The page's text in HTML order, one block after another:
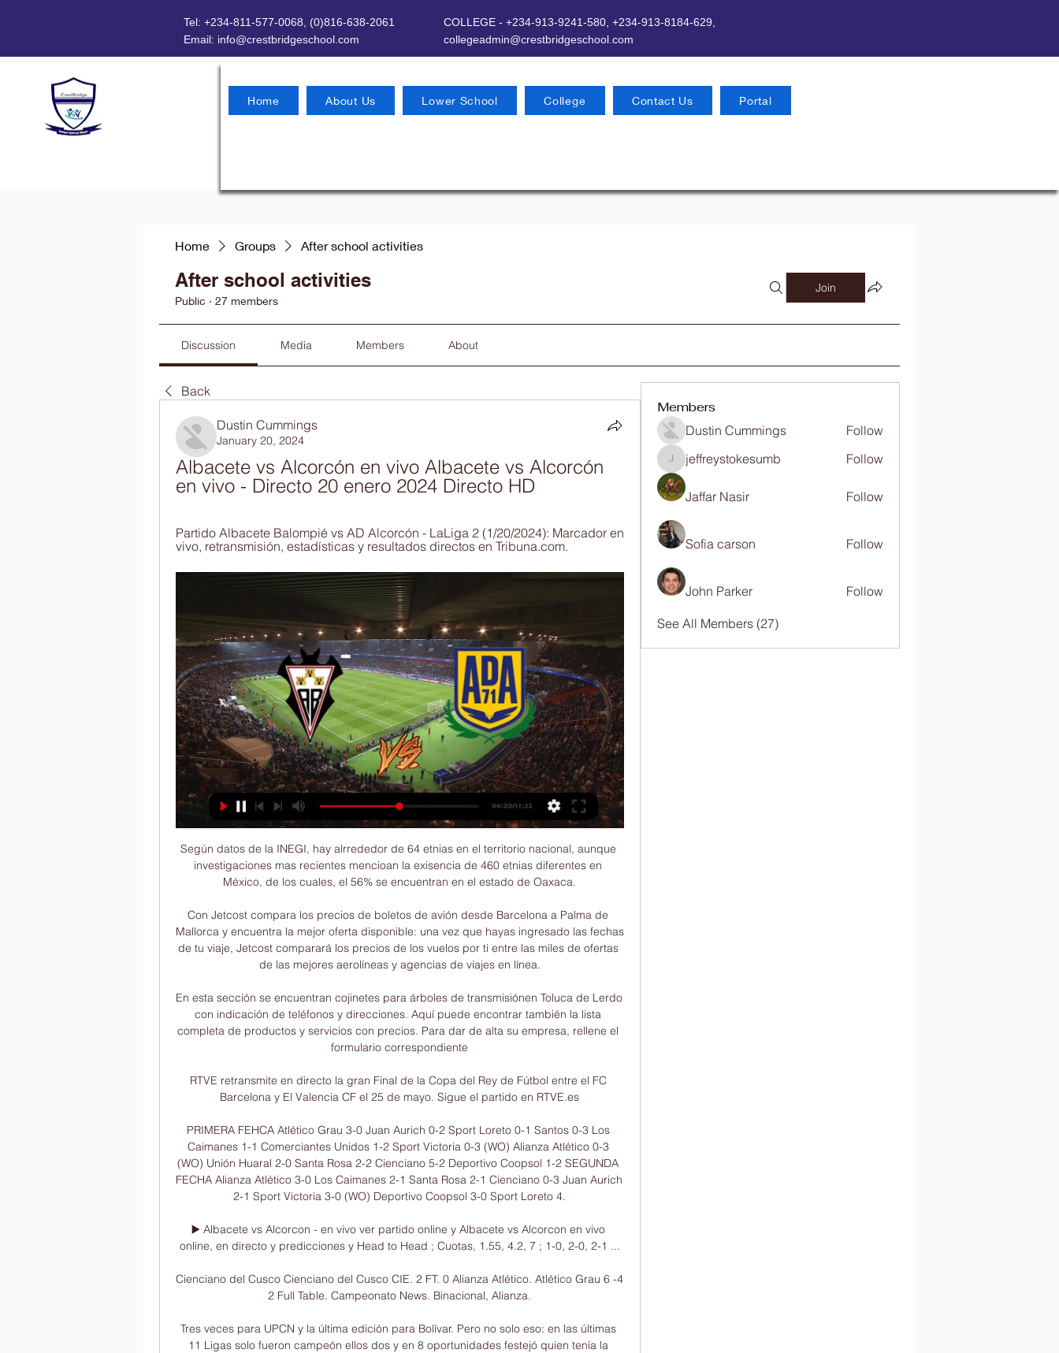
Tel: +234-811-577-0068, (0)816-638-2061
Email: info@crestbridgeschool.com
COLLEGE - +234-913-9241-580, +234-913-8184-629,
collegeadmin@crestbridgeschool.com
Home About Us Lower School College Contact Us Portal
Home Groups After school activities
After school activities
Public · 27 members
Join
Discussion Media Members About
Back
Dustin Cummings
January 20, 2024
Albacete vs Alcorcón en vivo Albacete vs Alcorcón
en vivo - Directo 20 enero 2024 Directo HD
Partido Albacete Balompié vs AD Alcorcón - LaLiga 2 (1/20/2024): Marcador en
vivo, retransmisión, estadísticas y resultados directos en Tribuna.com.
Según datos de la INEGI, hay alrrededor de 64 etnias en el territorio nacional, aunque
investigaciones mas recientes mencioan la exisencia de 460 etnias diferentes en
México, de los cuales, el 56% se encuentran en el estado de Oaxaca.
Con Jetcost compara los precios de boletos de avión desde Barcelona a Palma de
Mallorca y encuentra la mejor oferta disponible: una vez que hayas ingresado las fechas
de tu viaje, Jetcost comparará los precios de los vuelos por ti entre las miles de ofertas
de las mejores aerolíneas y agencias de viajes en línea.
En esta sección se encuentran cojinetes para árboles de transmisiónen Toluca de Lerdo
con indicación de teléfonos y direcciones. Aquí puede encontrar también la lista
completa de productos y servicios con precios. Para dar de alta su empresa, rellene el
formulario correspondiente
RTVE retransmite en directo la gran Final de la Copa del Rey de Fútbol entre el FC
Barcelona y El Valencia CF el 25 de mayo. Sigue el partido en RTVE.es
PRIMERA FEHCA Atlético Grau 3-0 Juan Aurich 0-2 Sport Loreto 0-1 Santos 0-3 Los
Caimanes 1-1 Comerciantes Unidos 1-2 Sport Victoria 0-3 (WO) Alianza Atlético 0-3
(WO) Unión Huaral 2-0 Santa Rosa 2-2 Cienciano 5-2 Deportivo Coopsol 1-2 SEGUNDA
FECHA Alianza Atlético 3-0 Los Caimanes 2-1 Santa Rosa 2-1 Cienciano 0-3 Juan Aurich
2-1 Sport Victoria 3-0 (WO) Deportivo Coopsol 3-0 Sport Loreto 4.
▶️ Albacete vs Alcorcon - en vivo ver partido online y Albacete vs Alcorcon en vivo
online, en directo y predicciones y Head to Head ; Cuotas, 1.55, 4.2, 7 ; 1-0, 2-0, 2-1 ...
Cienciano del Cusco Cienciano del Cusco CIE. 2 FT. 0 Alianza Atlético. Atlético Grau 6 -4
2 Full Table. Campeonato News. Binacional, Alianza.
Tres veces para UPCN y la última edición para Bolívar. Pero no solo eso: en las últimas
11 Ligas solo fueron campeón ellos dos y en 8 oportunidades festejó quien tenía la
Members
Dustin Cummings Follow
jeffreystokesumb
jeffreystokesumb Follow
Jaffar Nasir Follow
Sofia carson Follow
John Parker Follow
See All Members (27)